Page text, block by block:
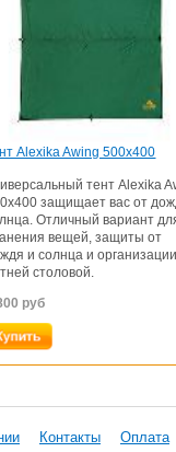
Alexika Awing 500x400
тент Alexika
защищает вас от
Отличный вариант
вещей, защиты от
и солнца и
столовой.
руб
Контакты Оплата